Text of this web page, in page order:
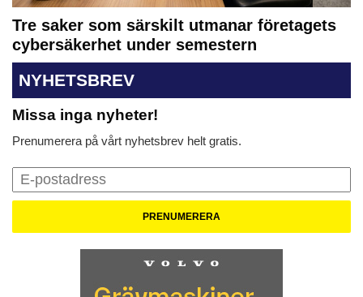
Tre saker som särskilt utmanar företagets
cybersäkerhet under semestern
NYHETSBREV
Missa inga nyheter!
Prenumerera på vårt nyhetsbrev helt gratis.